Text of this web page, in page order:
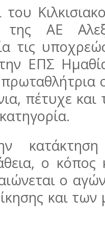
του
ΑΕ
τις
ΕΠΣ
πέτυχε
ο κόπος
ο
και